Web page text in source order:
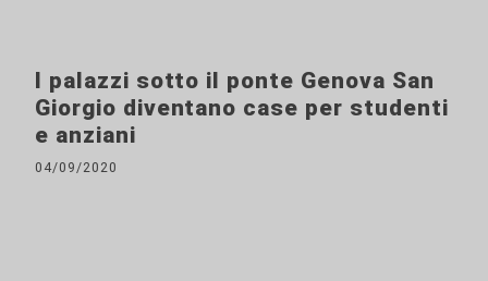
I palazzi sotto il ponte Genova San
Giorgio diventano case per studenti
e anziani
04/09/2020